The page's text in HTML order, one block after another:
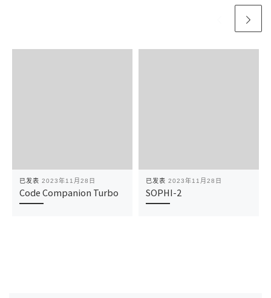
已发表 2023年11月28日
Code Companion Turbo
已发表 2023年11月28日
SOPHI-2